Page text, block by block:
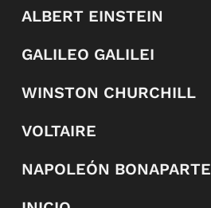
ALBERT EINSTEIN
GALILEO GALILEI
WINSTON CHURCHILL
VOLTAIRE
NAPOLEÓN BONAPARTE